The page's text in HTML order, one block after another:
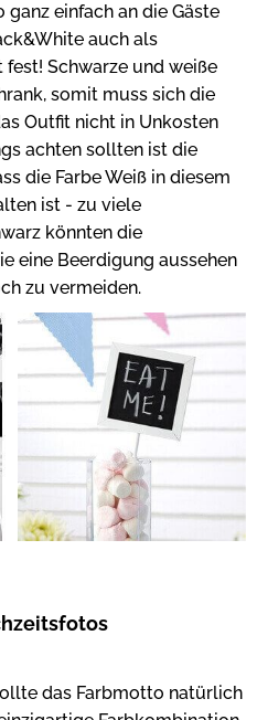
einfach an die Gäste
auch als
fest! Schwarze und weiße
somit muss sich die
Outfit nicht in Unkosten
achten sollten ist die
die Farbe Weiß in diesem
ist - zu viele
könnten die
eine Beerdigung aussehen
zu vermeiden.
das Farbmotto natürlich